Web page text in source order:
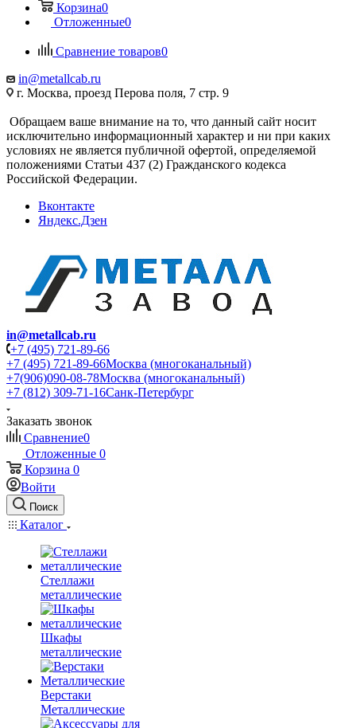
Корзина0
Отложенные0
Сравнение товаров0
in@metallcab.ru
г. Москва, проезд Перова поля, 7 стр. 9
Обращаем ваше внимание на то, что данный сайт носит
исключительно информационный характер и ни при каких
условиях не является публичной офертой, определяемой
положениями Статьи 437 (2) Гражданского кодекса
Российской Федерации.
Вконтакте
Яндекс.Дзен
in@metallcab.ru
+7 (495) 721-89-66
+7 (495) 721-89-66Москва (многоканальный)
+7(906)090-08-78Москва (многоканальный)
+7 (812) 309-71-16Санк-Петербург
Заказать звонок
Сравнение0
Отложенные 0
Корзина 0
Войти
Поиск
Каталог
Стеллажи
металлические
Шкафы
металлические
Верстаки
Металлические